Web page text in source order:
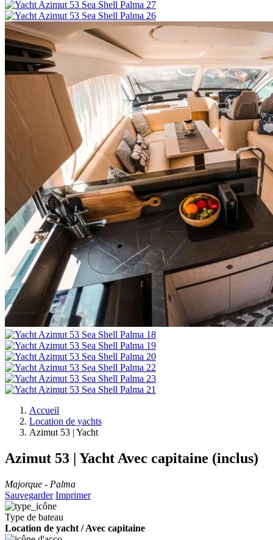
Accueil
Location de yachts
Azimut 53 | Yacht
Azimut 53 | Yacht Avec capitaine (inclus)
Majorque - Palma
Sauvegarder Imprimer
Type de bateau
Location de yacht / Avec capitaine